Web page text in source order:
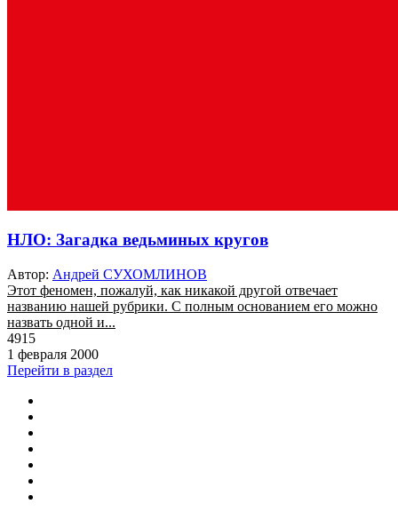
НЛО: Загадка ведьминых кругов
Автор: Андрей СУХОМЛИНОВ
Этот феномен, пожалуй, как никакой другой отвечает
названию нашей рубрики. С полным основанием его можно
назвать одной и...
4915
1 февраля 2000
Перейти в раздел